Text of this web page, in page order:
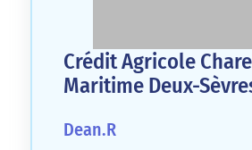
Crédit Agricole
Maritime Deux-
Dean.R